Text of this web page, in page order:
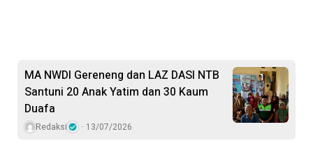
MA NWDI Gereneng dan LAZ DASI NTB
Santuni 20 Anak Yatim dan 30 Kaum
Duafa
Redaksi 13/07/2026